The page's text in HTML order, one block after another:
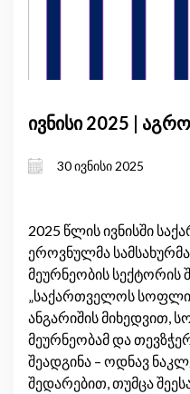
ივნისი 2025 |
30 ივნისი 2025
2025 წლის ივნისში
ეროვნულმა
მეურნეობის სექტორის
„საქართველოს
ანგარიშის მიხედვით,
მეურნეობამ და
შეადგინა – ოდნავ
შედარებით, თუმცა